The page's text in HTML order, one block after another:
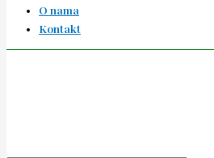
O nama
Kontakt